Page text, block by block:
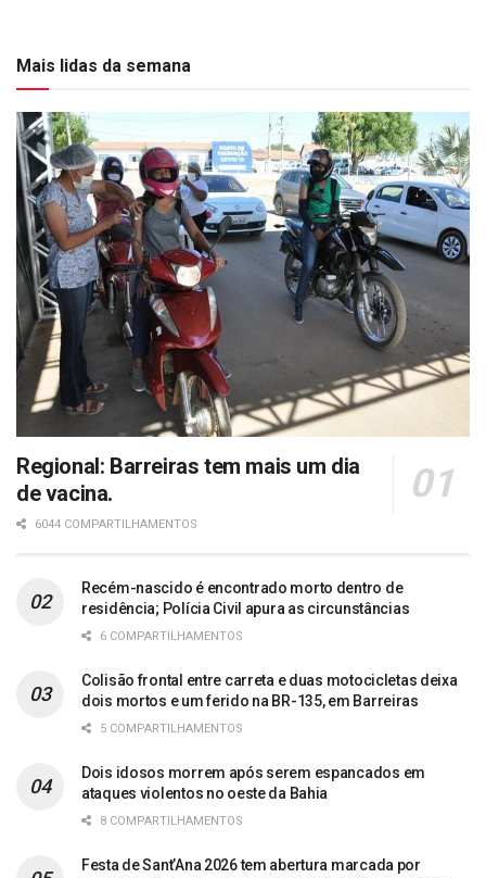
Mais lidas da semana
Regional: Barreiras tem mais um dia
de vacina.
6044 COMPARTILHAMENTOS
Recém-nascido é encontrado morto dentro de
residência; Polícia Civil apura as circunstâncias
6 COMPARTILHAMENTOS
Colisão frontal entre carreta e duas motocicletas deixa
dois mortos e um ferido na BR-135, em Barreiras
5 COMPARTILHAMENTOS
Dois idosos morrem após serem espancados em
ataques violentos no oeste da Bahia
8 COMPARTILHAMENTOS
Festa de Sant’Ana 2026 tem abertura marcada por